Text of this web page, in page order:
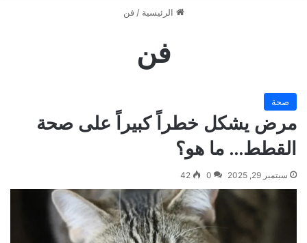
الرئيسية / فن
فن
صحة
مرض يشكل خطراً كبيراً على صحة
القطط… ما هو؟
سبتمبر 29, 2025 0
42